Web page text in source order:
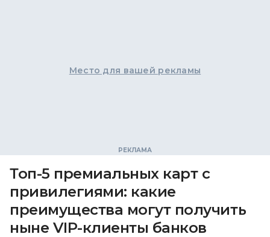
Место для вашей рекламы
Топ-5 премиальных карт с
привилегиями: какие
преимущества могут получить
ныне VIP-клиенты банков